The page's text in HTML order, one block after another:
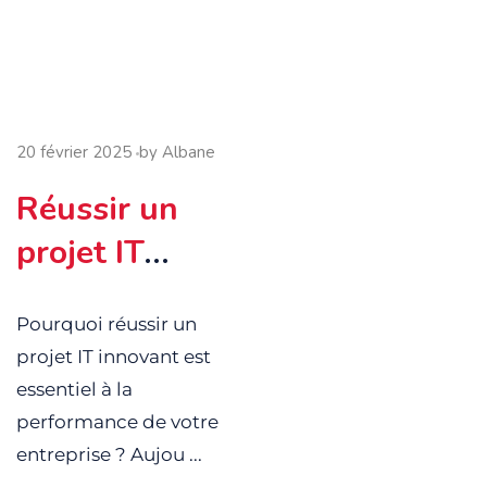
20 février 2025 by Albane
Réussir un
projet IT
Méthodes et
clés pour une
transformatio
n digitale
Pourquoi réussir un
projet IT innovant est
essentiel à la
performance de votre
entreprise ? Aujou ...